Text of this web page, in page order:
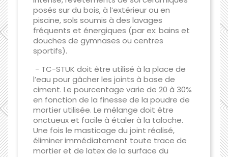
posés sur du bois, à l’extérieur ou en
piscine, sols soumis à des lavages
fréquents et énergiques (par ex: bains et
douches de gymnases ou centres
sportifs).
- TC-STUK doit être utilisé à la place de
l’eau pour gâcher les joints à base de
ciment. Le pourcentage varie de 20 à 30%
en fonction de la finesse de la poudre de
mortier utilisée. Le mélange doit être
onctueux et facile à étaler à la taloche.
Une fois le masticage du joint réalisé,
éliminer immédiatement toute trace de
mortier et de latex de la surface du